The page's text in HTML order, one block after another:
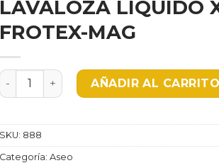
LAVALOZA LIQUIDO
FROTEX-MAG
LAVALOZA LIQUIDO X 500 ML FROTEX-
AÑADIR AL CARRITO
SKU: 888
Categoría: Aseo